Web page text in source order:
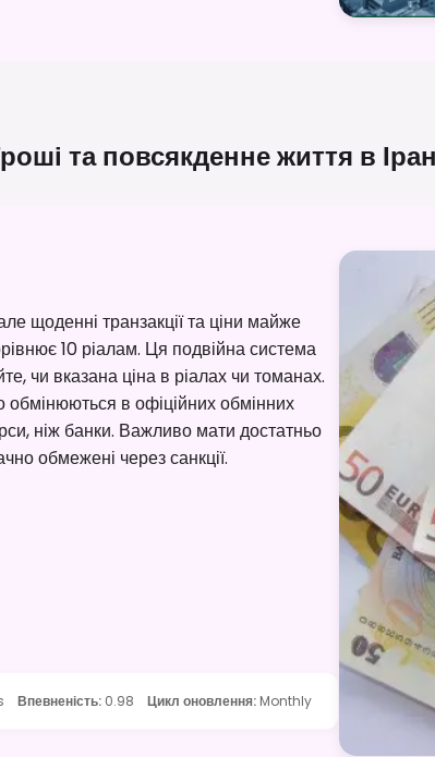
та повсякденне життя в
щоденні транзакції та ціни майже
10 ріалам. Ця подвійна система
чи вказана ціна в ріалах чи томанах.
обмінюються в офіційних обмінних
ніж банки. Важливо мати достатньо
обмежені через санкції.
Впевненість: 0.98 Цикл оновлення: Monthly